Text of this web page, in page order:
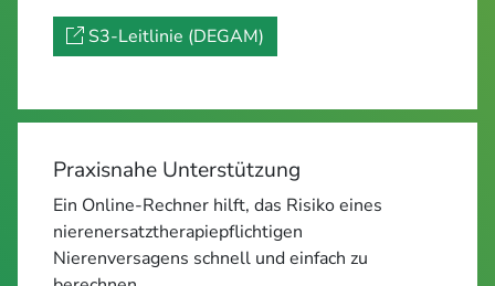
S3-Leitlinie (DEGAM)
Praxisnahe Unterstützung
Ein Online-Rechner hilft, das Risiko eines
nierenersatztherapiepflichtigen
Nierenversagens schnell und einfach zu